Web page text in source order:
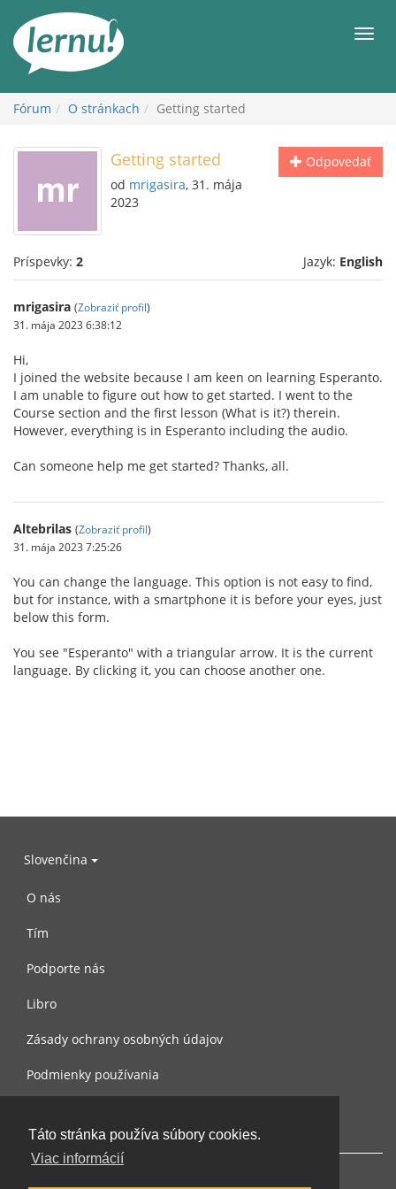
Táto stránka používa súbory cookies.
Viac informácií
obsah
Fórum O stránkach Getting started
Odpovedať
Getting started
od mrigasira, 31. mája
2023
Príspevky: 2 Jazyk: English
mrigasira (Zobraziť profil)
31. mája 2023 6:38:12
Hi,
I joined the website because I am keen on learning Esperanto.
I am unable to figure out how to get started. I went to the
Course section and the first lesson (What is it?) therein.
However, everything is in Esperanto including the audio.
Can someone help me get started? Thanks, all.
Altebrilas (Zobraziť profil)
31. mája 2023 7:25:26
You can change the language. This option is not easy to find,
but for instance, with a smartphone it is before your eyes, just
below this form.
You see "Esperanto" with a triangular arrow. It is the current
language. By clicking it, you can choose another one.
Slovenčina
O nás
Tím
Podporte nás
Libro
Zásady ochrany osobných údajov
Podmienky používania